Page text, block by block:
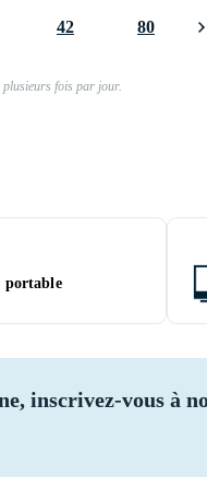
42 80
plusieurs fois par jour.
portable
inscrivez-vous à